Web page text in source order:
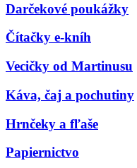
Darčekové poukážky
Čítačky e-kníh
Vecičky od Martinusu
Káva, čaj a pochutiny
Hrnčeky a fľaše
Papiernictvo